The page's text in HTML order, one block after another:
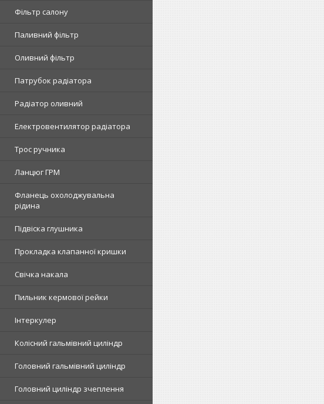
Фільтр салону
Паливний фільтр
Оливний фільтр
Патрубок радіатора
Радіатор оливний
Електровентилятор радіатора
Трос ручника
Ланцюг ГРМ
Фланець охолоджувальна
рідина
Підвіска глушника
Прокладка клапанної кришки
Свічка накала
Пильник кермової рейки
Інтеркулер
Колісний гальмівний циліндр
Головний гальмівний циліндр
Головний циліндр зчеплення